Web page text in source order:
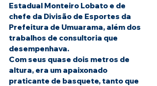
Estadual Monteiro Lobato e de
chefe da Divisão de Esportes da
Prefeitura de Umuarama, além dos
trabalhos de consultoria que
desempenhava.
Com seus quase dois metros de
altura, era um apaixonado
praticante de basquete, tanto que